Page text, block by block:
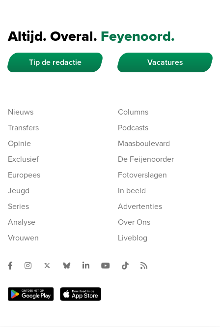
Altijd. Overal. Feyenoord.
Tip de redactie Vacatures
Nieuws
Transfers
Opinie
Exclusief
Europees
Jeugd
Series
Analyse
Vrouwen
Columns
Podcasts
Maasboulevard
De Feijenoorder
Fotoverslagen
In beeld
Advertenties
Over Ons
Liveblog